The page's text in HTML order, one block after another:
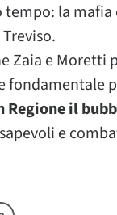
la
Zaia e Moretti
fondamentale
Regione il
e